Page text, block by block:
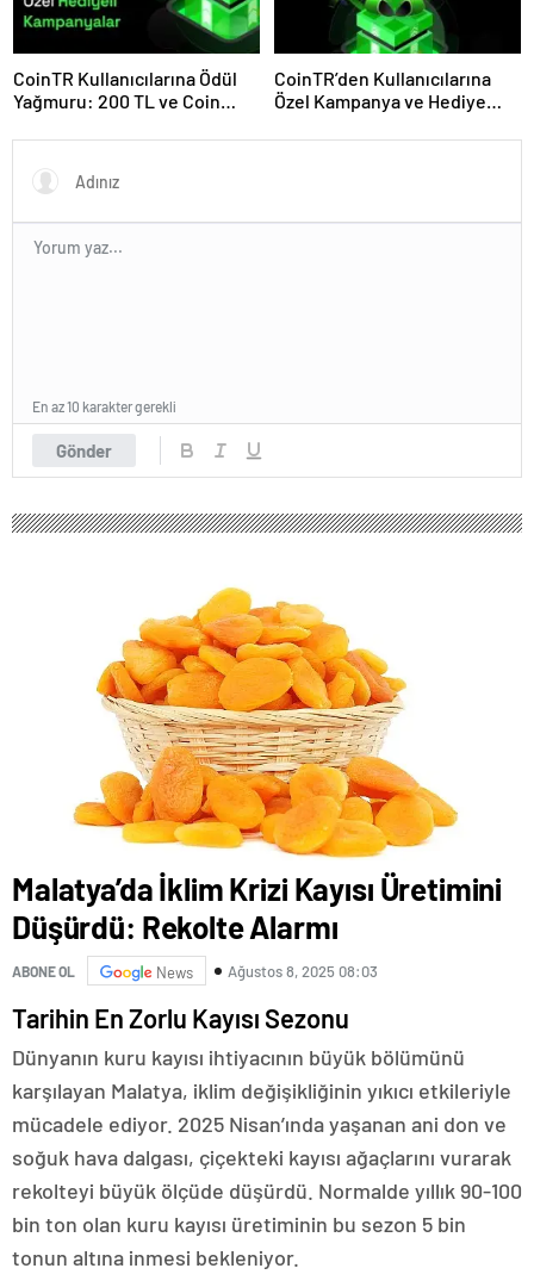
CoinTR Kullanıcılarına Ödül
Yağmuru: 200 TL ve Coin
CoinTR’den Kullanıcılarına
Özel Kampanya ve Hediye
Gönder
En az 10 karakter gerekli
Malatya’da İklim Krizi Kayısı Üretimini
Düşürdü: Rekolte Alarmı
ABONE OL News Ağustos 8, 2025 08:03
Tarihin En Zorlu Kayısı Sezonu
Dünyanın kuru kayısı ihtiyacının büyük bölümünü
karşılayan Malatya, iklim değişikliğinin yıkıcı etkileriyle
mücadele ediyor. 2025 Nisan’ında yaşanan ani don ve
soğuk hava dalgası, çiçekteki kayısı ağaçlarını vurarak
rekolteyi büyük ölçüde düşürdü. Normalde yıllık 90-100
bin ton olan kuru kayısı üretiminin bu sezon 5 bin
tonun altına inmesi bekleniyor.